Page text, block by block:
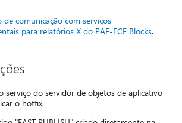
de comunicação com serviços
para relatórios X do PAF-ECF Blocks.
serviço do servidor de objetos de aplicativo
o hotfix.